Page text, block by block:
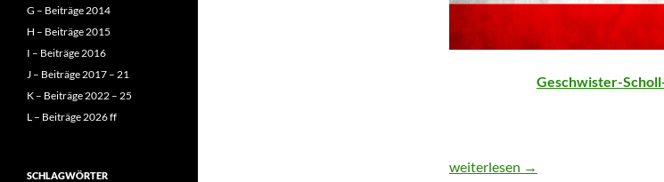
Geschwister-
weiterlesen →
G – Beiträge 2014
H – Beiträge 2015
I – Beiträge 2016
J – Beiträge 2017 – 21
K – Beiträge 2022 – 25
L – Beiträge 2026 ff
SCHLAGWÖRTER